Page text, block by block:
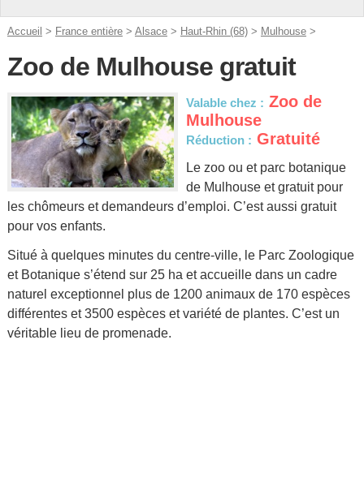
Accueil > France entière> Alsace> Haut-Rhin (68)> Mulhouse>
Zoo de Mulhouse gratuit
Valable chez : Zoo de
Mulhouse
Réduction : Gratuité
Le zoo ou et parc botanique
de Mulhouse et gratuit pour
les chômeurs et demandeurs d’emploi. C’est aussi gratuit
pour vos enfants.
Situé à quelques minutes du centre-ville, le Parc Zoologique
et Botanique s’étend sur 25 ha et accueille dans un cadre
naturel exceptionnel plus de 1200 animaux de 170 espèces
différentes et 3500 espèces et variété de plantes. C’est un
véritable lieu de promenade.